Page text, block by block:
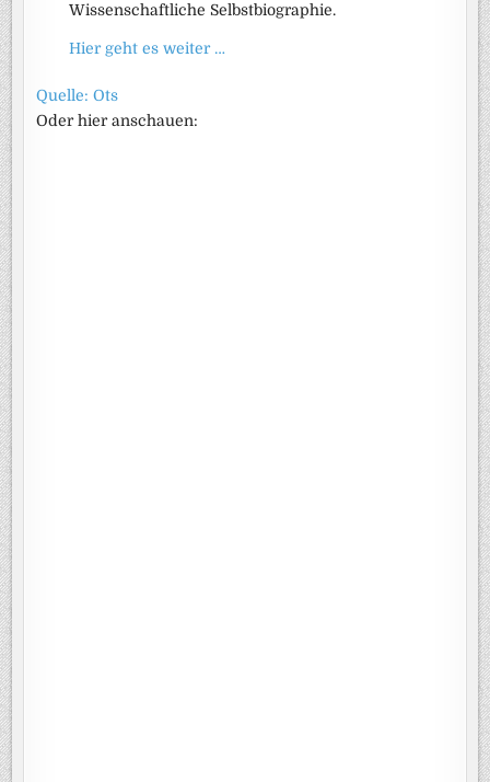
Wissenschaftliche Selbstbiographie.
Hier geht es weiter …
Quelle: Ots
Oder hier anschauen: